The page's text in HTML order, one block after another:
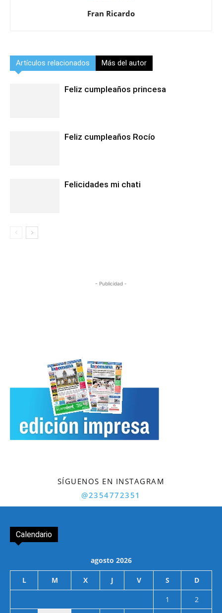
Fran Ricardo
Artículos relacionados Más del autor
Feliz cumpleaños princesa
Feliz cumpleaños Rocío
Felicidades mi chati
- Publicidad -
SÍGUENOS EN INSTAGRAM
@2354772351
Calendario
agosto 2026
L M X J V S D
1
2